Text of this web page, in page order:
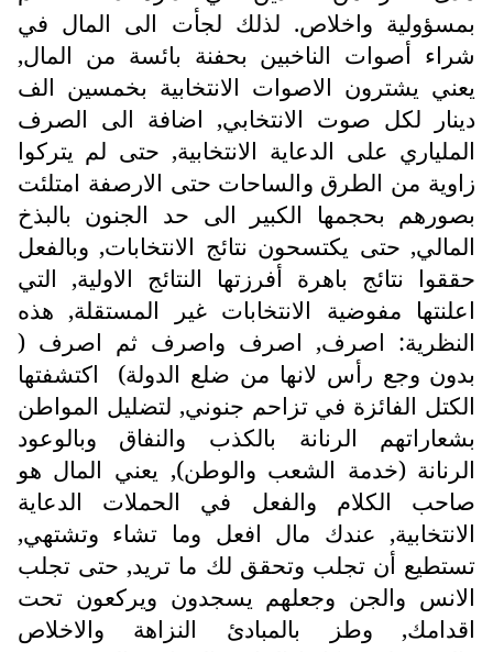
بمسؤولية واخلاص. لذلك لجأت الى المال في
شراء أصوات الناخبين بحفنة بائسة من المال,
يعني يشترون الاصوات الانتخابية بخمسين الف
دينار لكل صوت الانتخابي, اضافة الى الصرف
الملياري على الدعاية الانتخابية, حتى لم يتركوا
زاوية من الطرق والساحات حتى الارصفة امتلئت
بصورهم بحجمها الكبير الى حد الجنون بالبذخ
المالي, حتى يكتسحون نتائج الانتخابات, وبالفعل
حققوا نتائج باهرة أفرزتها النتائج الاولية, التي
اعلنتها مفوضية الانتخابات غير المستقلة, هذه
النظرية: اصرف, اصرف واصرف ثم اصرف (
بدون وجع رأس لانها من ضلع الدولة)
اكتشفتها
الكتل الفائزة في تزاحم جنوني, لتضليل المواطن
بشعاراتهم الرنانة بالكذب والنفاق وبالوعود
الرنانة (خدمة الشعب والوطن), يعني المال هو
صاحب الكلام والفعل في الحملات الدعاية
الانتخابية, عندك مال افعل وما تشاء وتشتهي,
تستطيع أن تجلب وتحقق لك ما تريد, حتى تجلب
الانس والجن وجعلهم يسجدون ويركعون تحت
اقدامك, وطز بالمبادئ النزاهة والاخلاص